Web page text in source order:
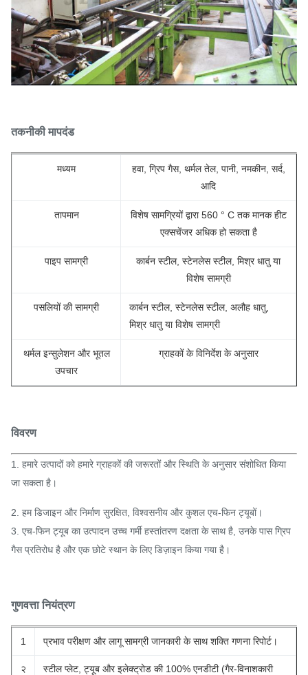
तकनीकी मापदंड
मध्यम
हवा, ग्रिप गैस, थर्मल तेल, पानी, नमकीन, सर्द,
आदि
तापमान
विशेष सामग्रियों द्वारा 560 ° C तक मानक हीट
एक्सचेंजर अधिक हो सकता है
पाइप सामग्री
कार्बन स्टील, स्टेनलेस स्टील, मिश्र धातु या
विशेष सामग्री
पसलियों की सामग्री
कार्बन स्टील, स्टेनलेस स्टील, अलौह धातु,
मिश्र धातु या विशेष सामग्री
थर्मल इन्सुलेशन और भूतल
उपचार
ग्राहकों के विनिर्देश के अनुसार
विवरण
1. हमारे उत्पादों को हमारे ग्राहकों की जरूरतों और स्थिति के अनुसार संशोधित किया
जा सकता है।
2. हम डिजाइन और निर्माण सुरक्षित, विश्वसनीय और कुशल एच-फिन ट्यूबों।
3. एच-फिन ट्यूब का उत्पादन उच्च गर्मी हस्तांतरण दक्षता के साथ है, उनके पास ग्रिप
गैस प्रतिरोध है और एक छोटे स्थान के लिए डिज़ाइन किया गया है।
गुणवत्ता नियंत्रण
1 प्रभाव परीक्षण और लागू सामग्री जानकारी के साथ शक्ति गणना रिपोर्ट।
२
स्टील प्लेट, ट्यूब और इलेक्ट्रोड की 100% एनडीटी (गैर-विनाशकारी